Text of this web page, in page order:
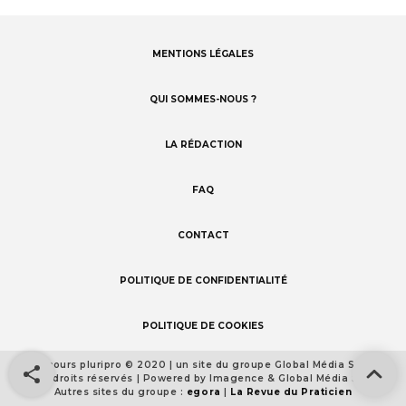
MENTIONS LÉGALES
QUI SOMMES-NOUS ?
LA RÉDACTION
FAQ
CONTACT
POLITIQUE DE CONFIDENTIALITÉ
POLITIQUE DE COOKIES
Footer
detail
Concours pluripro © 2020 | un site du groupe Global Média Santé
Tous droits réservés | Powered by Imagence & Global Média Santé
Autres sites du groupe : egora | La Revue du Praticien